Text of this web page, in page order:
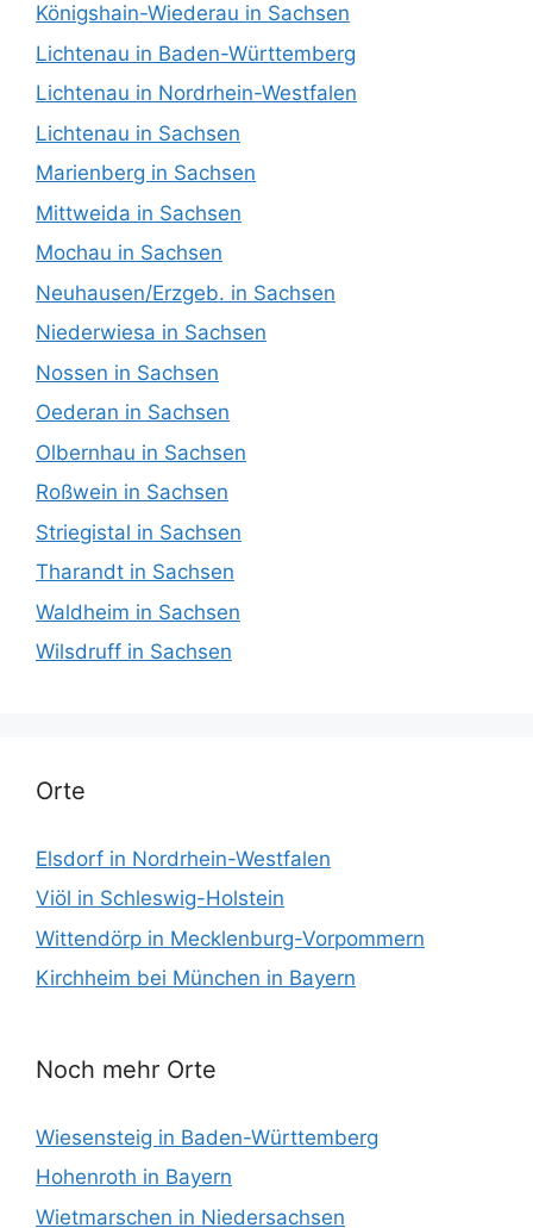
Königshain-Wiederau in Sachsen
Lichtenau in Baden-Württemberg
Lichtenau in Nordrhein-Westfalen
Lichtenau in Sachsen
Marienberg in Sachsen
Mittweida in Sachsen
Mochau in Sachsen
Neuhausen/Erzgeb. in Sachsen
Niederwiesa in Sachsen
Nossen in Sachsen
Oederan in Sachsen
Olbernhau in Sachsen
Roßwein in Sachsen
Striegistal in Sachsen
Tharandt in Sachsen
Waldheim in Sachsen
Wilsdruff in Sachsen
Orte
Elsdorf in Nordrhein-Westfalen
Viöl in Schleswig-Holstein
Wittendörp in Mecklenburg-Vorpommern
Kirchheim bei München in Bayern
Noch mehr Orte
Wiesensteig in Baden-Württemberg
Hohenroth in Bayern
Wietmarschen in Niedersachsen